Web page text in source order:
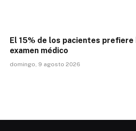
El 15% de los pacientes prefiere
examen médico
domingo, 9 agosto 2026